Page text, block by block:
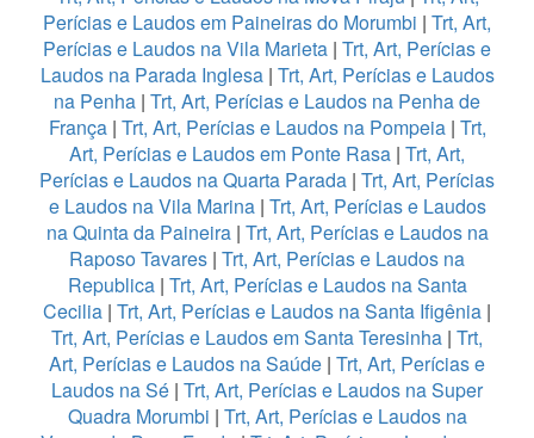
Perícias e Laudos em Paineiras do Morumbi | Trt, Art,
Perícias e Laudos na Vila Marieta | Trt, Art, Perícias e
Laudos na Parada Inglesa | Trt, Art, Perícias e Laudos
na Penha | Trt, Art, Perícias e Laudos na Penha de
França | Trt, Art, Perícias e Laudos na Pompeia| Trt,
Art, Perícias e Laudos em Ponte Rasa | Trt, Art,
Perícias e Laudos na Quarta Parada | Trt, Art, Perícias
e Laudos na Vila Marina| Trt, Art, Perícias e Laudos
na Quinta da Paineira| Trt, Art, Perícias e Laudos na
Raposo Tavares | Trt, Art, Perícias e Laudos na
Republica| Trt, Art, Perícias e Laudos na Santa
Cecilia | Trt, Art, Perícias e Laudos na Santa Ifigênia |
Trt, Art, Perícias e Laudos em Santa Teresinha | Trt,
Art, Perícias e Laudos na Saúde | Trt, Art, Perícias e
Laudos na Sé | Trt, Art, Perícias e Laudos na Super
Quadra Morumbi | Trt, Art, Perícias e Laudos na